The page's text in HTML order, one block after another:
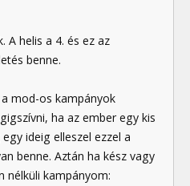
A helis a 4. és ez az
benne.
mod-os kampányok
ha az ember egy kis
ideig elleszel ezzel a
benne. Aztán ha kész vagy
nélküli kampányom: